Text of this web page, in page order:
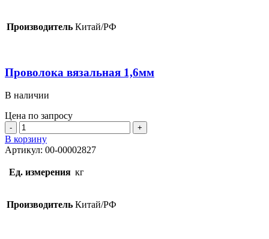
Производитель Китай/РФ
Проволока вязальная 1,6мм
В наличии
Цена по запросу
Количество
товара
Проволока
вязальная
1,6мм
В корзину
Артикул: 00-00002827
Ед. измерения кг
Производитель Китай/РФ